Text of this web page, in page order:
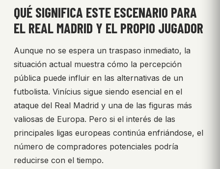
QUÉ SIGNIFICA ESTE ESCENARIO PARA
EL REAL MADRID Y EL PROPIO JUGADOR
Aunque no se espera un traspaso inmediato, la
situación actual muestra cómo la percepción
pública puede influir en las alternativas de un
futbolista. Vinícius sigue siendo esencial en el
ataque del Real Madrid y una de las figuras más
valiosas de Europa. Pero si el interés de las
principales ligas europeas continúa enfriándose, el
número de compradores potenciales podría
reducirse con el tiempo.